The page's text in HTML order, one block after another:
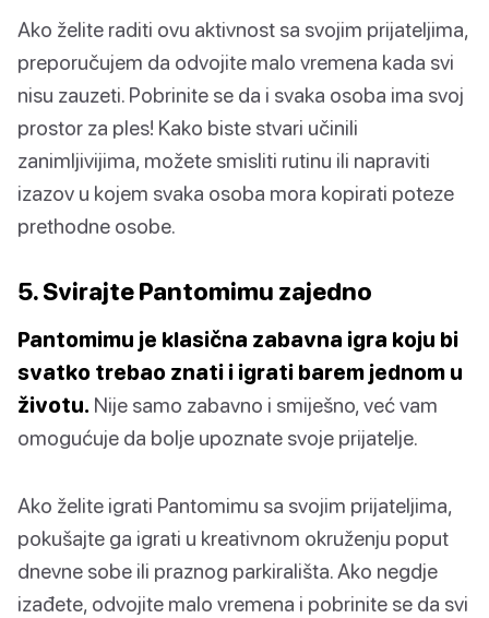
Ako želite raditi ovu aktivnost sa svojim prijateljima,
preporučujem da odvojite malo vremena kada svi
nisu zauzeti. Pobrinite se da i svaka osoba ima svoj
prostor za ples! Kako biste stvari učinili
zanimljivijima, možete smisliti rutinu ili napraviti
izazov u kojem svaka osoba mora kopirati poteze
prethodne osobe.
5. Svirajte Pantomimu zajedno
Pantomimu je klasična zabavna igra koju bi
svatko trebao znati i igrati barem jednom u
životu. Nije samo zabavno i smiješno, već vam
omogućuje da bolje upoznate svoje prijatelje.
Ako želite igrati Pantomimu sa svojim prijateljima,
pokušajte ga igrati u kreativnom okruženju poput
dnevne sobe ili praznog parkirališta. Ako negdje
izađete, odvojite malo vremena i pobrinite se da svi